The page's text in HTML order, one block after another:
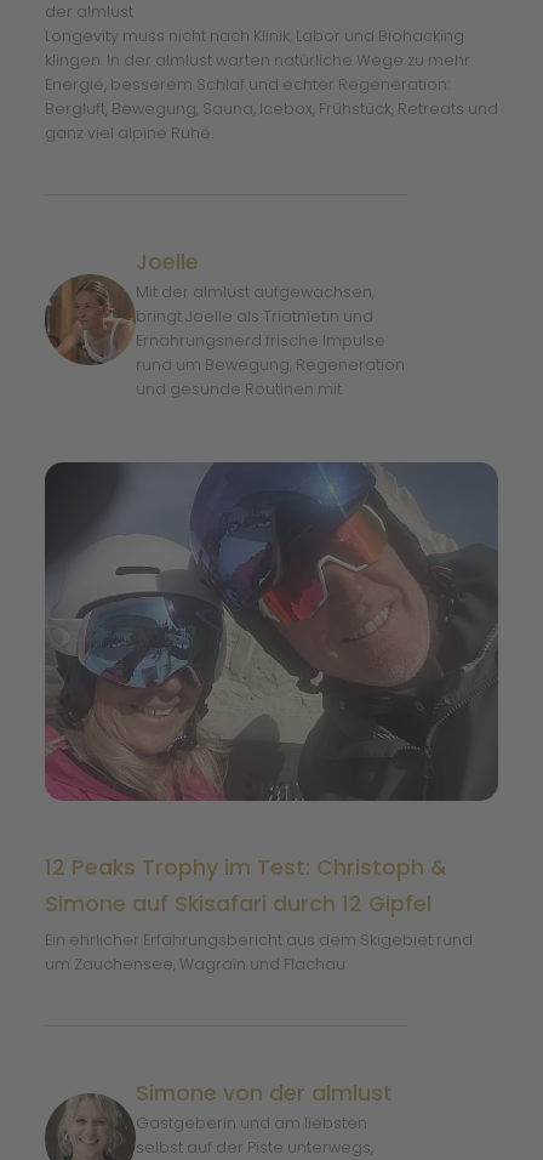
der almlust
Longevity muss nicht nach Klinik, Labor und Biohacking
klingen. In der almlust warten natürliche Wege zu mehr
Energie, besserem Schlaf und echter Regeneration:
Bergluft, Bewegung, Sauna, Icebox, Frühstück, Retreats und
ganz viel alpine Ruhe.
Joelle
Mit der almlust aufgewachsen,
bringt Joelle als Triathletin und
Ernährungsnerd frische Impulse
rund um Bewegung, Regeneration
und gesunde Routinen mit.
12 Peaks Trophy im Test: Christoph &
Simone auf Skisafari durch 12 Gipfel
Ein ehrlicher Erfahrungsbericht aus dem Skigebiet rund
um Zauchensee, Wagrain und Flachau
Simone von der almlust
Gastgeberin und am liebsten
selbst auf der Piste unterwegs,